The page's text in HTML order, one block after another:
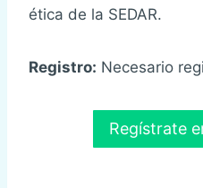
ética de la SEDAR.
Registro: Necesario
Regístrate